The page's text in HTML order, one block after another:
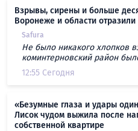
Взрывы, сирены и больше
Воронеже и области отразили
Safura
Не было никакого хлопков
коминтерновский район
12:55 Сегодня
«Безумные глаза и удары
Лисок чудом выжила после
собственной квартире